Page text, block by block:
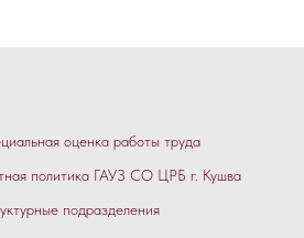
оценка работы труда
политика ГАУЗ СО ЦРБ г. Кушва
подразделения